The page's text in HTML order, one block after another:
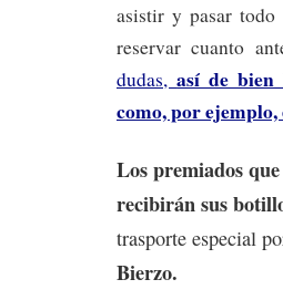
asistir y pasar todo
reservar cuanto
dudas,así de bien
como, por ejemplo,
Los premiados
recibirán sus
trasporte especial
Bierzo.